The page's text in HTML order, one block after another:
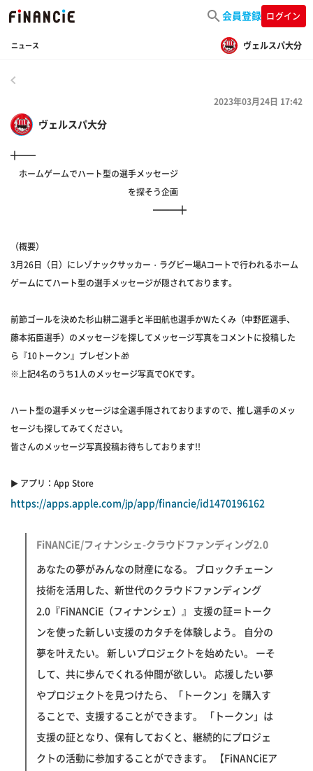
会員登録 ログイン
ニュース ヴェルスパ大分
ヴェルスパ大分
2023年03月24日 17:42
╋━━
ホームゲームでハート型の選手メッセージ
を探そう企画
━━━╋
（概要）
3月26日（日）にレゾナックサッカー・ラグビー場Aコートで行われるホーム
ゲームにてハート型の選手メッセージが隠されております。
前節ゴールを決めた杉山耕二選手と半田航也選手かWたくみ（中野匠選手、
藤本拓臣選手）のメッセージを探してメッセージ写真をコメントに投稿した
ら『10トークン』プレゼント🎁
※上記4名のうち1人のメッセージ写真でOKです。
ハート型の選手メッセージは全選手隠されておりますので、推し選手のメッ
セージも探してみてください。
皆さんのメッセージ写真投稿お待ちしております!!
▶︎ アプリ：App Store
https://apps.apple.com/jp/app/financie/id1470196162
‎FiNANCiE/フィナンシェ-クラウドファンディング2.0
‎あなたの夢がみんなの財産になる。 ブロックチェーン
技術を活用した、新世代のクラウドファンディング
2.0『FiNANCiE（フィナンシェ）』 支援の証＝トーク
ンを使った新しい支援のカタチを体験しよう。 自分の
夢を叶えたい。 新しいプロジェクトを始めたい。 ーそ
して、共に歩んでくれる仲間が欲しい。 応援したい夢
やプロジェクトを見つけたら、「トークン」を購入す
ることで、支援することができます。 「トークン」は
支援の証となり、保有しておくと、継続的にプロジェ
クトの活動に参加することができます。 【FiNANCiEア